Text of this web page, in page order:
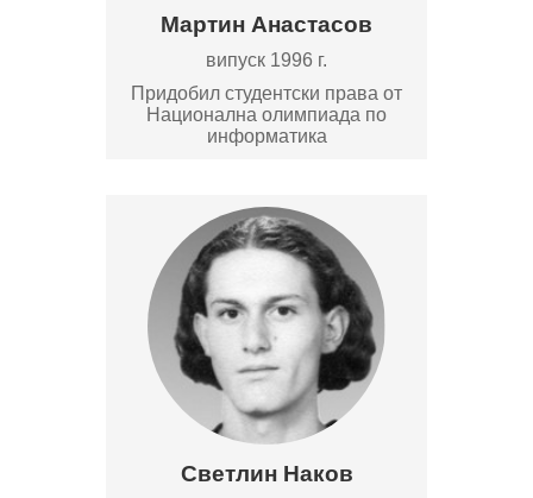
Мартин Анастасов
випуск 1996 г.
Придобил студентски права от
Национална олимпиада по
информатика
Светлин Наков